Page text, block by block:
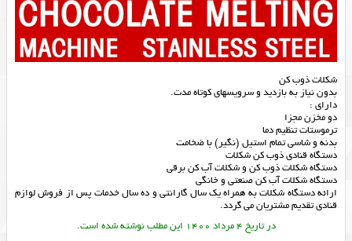
شکلات ذوب کن
بدون نیاز به بازدید و سرویسهای کوتاه مدت.
دارای :
دو مخزن مجزا
ترموستات تنظیم دما
بدنه و شاسی تمام استیل (نگیر) با ضخامت
دستگاه قنادی ذوب کن شکلات
دستگاه شکلات ذوب کن و شکلات آب کن برقی
دستگاه شکلات آب کن صنعتی و خانگی
ارائهدستگاه شکلاتبه همراه یک سال گارانتی و ده سال خدمات پس از فروشلوازم
قنادیتقدیم مشتریان می گردد.
در تاریخ 4 مرداد 1400 این مطلب نوشته شده است.